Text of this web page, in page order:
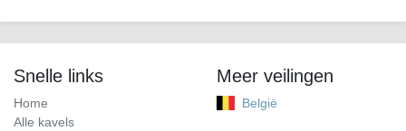
Snelle links
Home
Alle kavels
Meer veilingen
België